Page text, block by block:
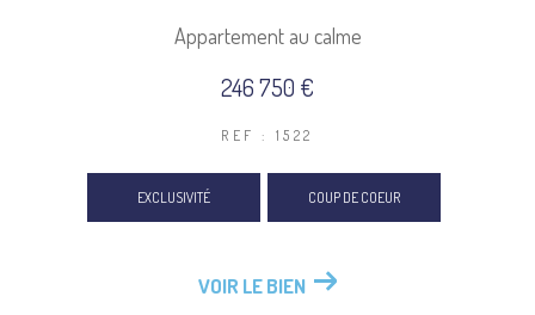
Appartement au calme
246 750 €
REF : 1522
EXCLUSIVITÉ COUP DE COEUR
VOIR LE BIEN